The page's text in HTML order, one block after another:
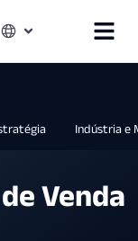
Indústria e
Venda